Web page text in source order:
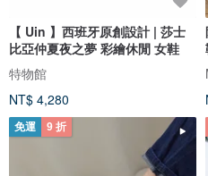
【 Uin 】西班牙原創設計 | 莎士
比亞仲夏夜之夢 彩繪休閒 女鞋
特物館
NT$ 4,280
免運 9 折